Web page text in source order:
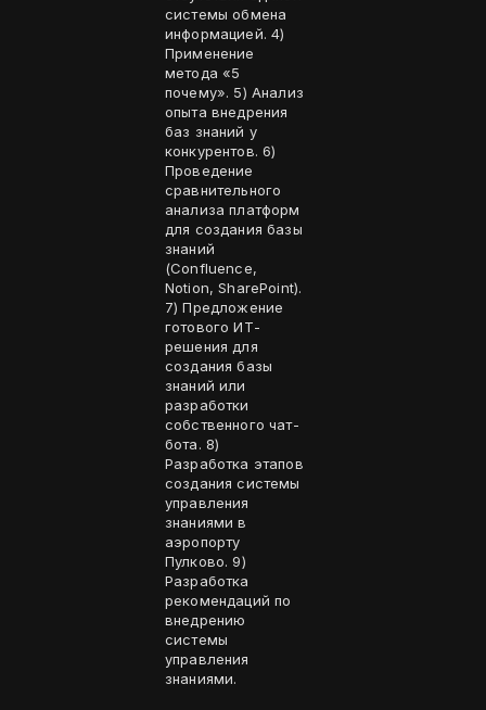
системы обмена
информацией. 4)
Применение
метода «5
почему». 5) Анализ
опыта внедрения
баз знаний у
конкурентов. 6)
Проведение
сравнительного
анализа платформ
для создания базы
знаний
(Confluence,
Notion, SharePoint).
7) Предложение
готового ИТ-
решения для
создания базы
знаний или
разработки
собственного чат-
бота. 8)
Разработка этапов
создания системы
управления
знаниями в
аэропорту
Пулково. 9)
Разработка
рекомендаций по
внедрению
системы
управления
знаниями.